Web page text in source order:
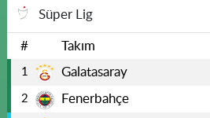
Süper Lig
# Takım
1 Galatasaray
2 Fenerbahçe